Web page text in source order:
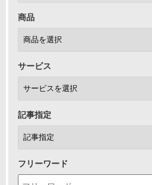
商品
サービス
記事指定
フリーワード